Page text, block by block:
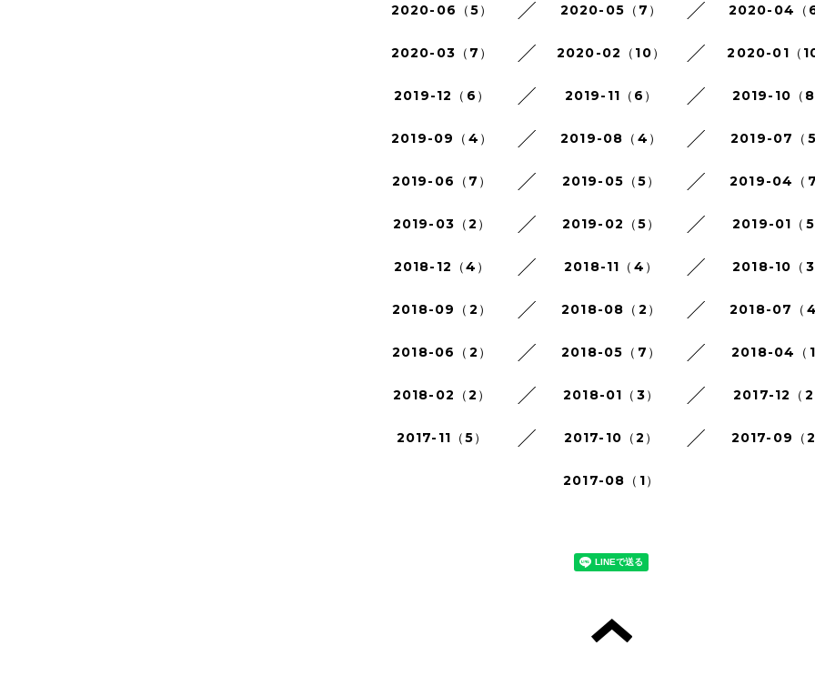
2020-06（5） 2020-05（7） 2020-04（6
2020-03（7） 2020-02（10） 2020-01（10
2019-12（6） 2019-11（6） 2019-10（8
2019-09（4） 2019-08（4） 2019-07（5
2019-06（7） 2019-05（5） 2019-04（7
2019-03（2） 2019-02（5） 2019-01（5
2018-12（4） 2018-11（4） 2018-10（3
2018-09（2） 2018-08（2） 2018-07（4
2018-06（2） 2018-05（7） 2018-04（1
2018-02（2） 2018-01（3） 2017-12（2
2017-11（5） 2017-10（2） 2017-09（2
2017-08（1）